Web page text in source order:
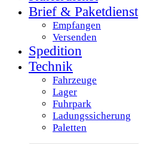
Brief & Paketdienst
Empfangen
Versenden
Spedition
Technik
Fahrzeuge
Lager
Fuhrpark
Ladungssicherung
Paletten